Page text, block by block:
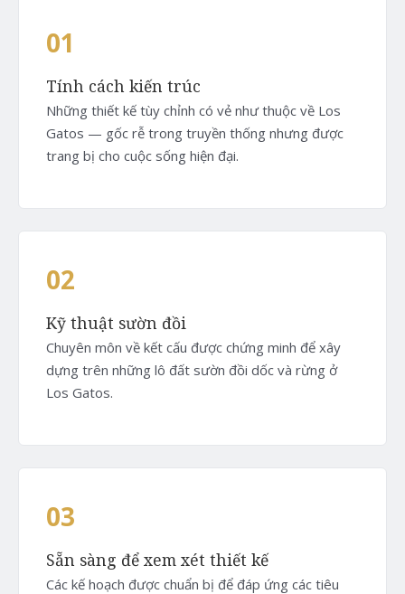
01
Tính cách kiến trúc
Những thiết kế tùy chỉnh có vẻ như thuộc về Los
Gatos — gốc rễ trong truyền thống nhưng được
trang bị cho cuộc sống hiện đại.
02
Kỹ thuật sườn đồi
Chuyên môn về kết cấu được chứng minh để xây
dựng trên những lô đất sườn đồi dốc và rừng ở
Los Gatos.
03
Sẵn sàng để xem xét thiết kế
Các kế hoạch được chuẩn bị để đáp ứng các tiêu